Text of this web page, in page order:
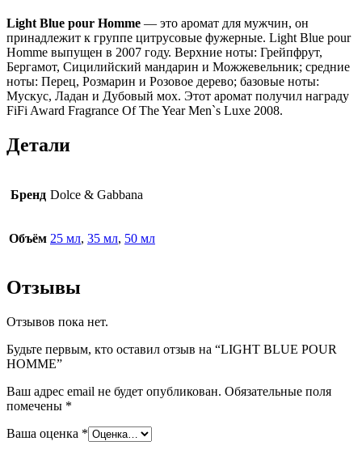
Light Blue pour Homme — это аромат для мужчин, он
принадлежит к группе цитрусовые фужерные. Light Blue pour
Homme выпущен в 2007 году. Верхние ноты: Грейпфрут,
Бергамот, Сицилийский мандарин и Можжевельник; средние
ноты: Перец, Розмарин и Розовое дерево; базовые ноты:
Мускус, Ладан и Дубовый мох. Этот аромат получил награду
FiFi Award Fragrance Of The Year Men`s Luxe 2008.
Детали
Бренд Dolce & Gabbana
Объём 25 мл, 35 мл, 50 мл
Отзывы
Отзывов пока нет.
Будьте первым, кто оставил отзыв на “LIGHT BLUE POUR
HOMME”
Ваш адрес email не будет опубликован. Обязательные поля
помечены *
Ваша оценка *